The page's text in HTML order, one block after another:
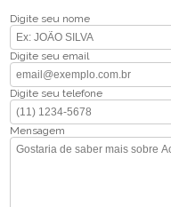
Digite seu nome
Digite seu email
Digite seu telefone
Mensagem